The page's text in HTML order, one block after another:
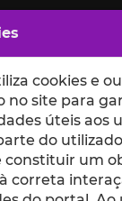
e
cookies e
no site para
úteis aos
do
constituir um
correta